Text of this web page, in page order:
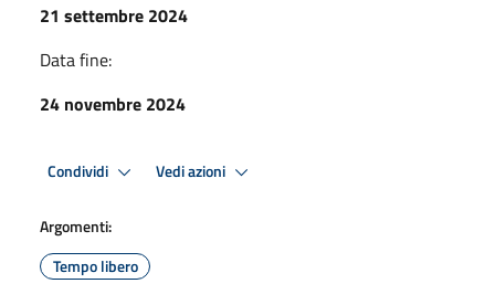
21 settembre 2024
Data fine:
24 novembre 2024
Condividi Vedi azioni
Argomenti:
Tempo libero